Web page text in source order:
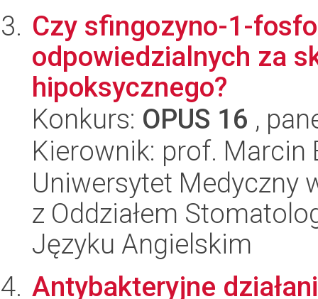
Czy sfingozyno-1-
odpowiedzialnych za
hipoksycznego?
Konkurs: OPUS 16 ,
Kierownik: prof. Marcin
Uniwersytet Medyczny
z Oddziałem
Języku Angielskim
Antybakteryjne